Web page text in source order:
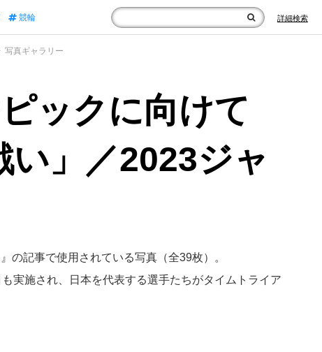
競輪 詳細検索
写真ギャラリー
ックに向けて
」／2023ジャ
記事で使用されている写真（全39枚）。
実施され、日本を代表する選手たちがタイムトライア